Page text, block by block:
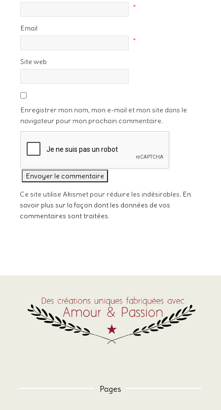
*
Email
*
Site web
Enregistrer mon nom, mon e-mail et mon site dans le
navigateur pour mon prochain commentaire.
Ce site utilise Akismet pour réduire les indésirables. En
savoir plus sur la façon dont les données de vos
commentaires sont traitées.
Pages